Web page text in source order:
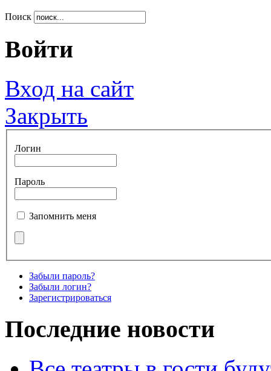
Поиск
Войти
Вход на сайт
Закрыть
Логин
Пароль
Запомнить меня
Забыли пароль?
Забыли логин?
Зарегистрироваться
Последние новости